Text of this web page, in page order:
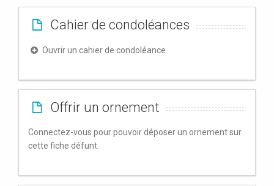
Cahier de condoléances
Ouvrir un cahier de condoléance
Offrir un ornement
Connectez-vous pour pouvoir déposer un ornement sur
cette fiche défunt.